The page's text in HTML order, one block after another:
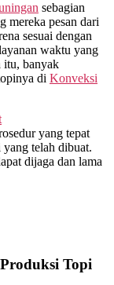
sebagian
mereka pesan dari
sesuai dengan
waktu yang
itu, banyak
di Konveksi
yang tepat
telah dibuat.
dijaga dan lama
Topi